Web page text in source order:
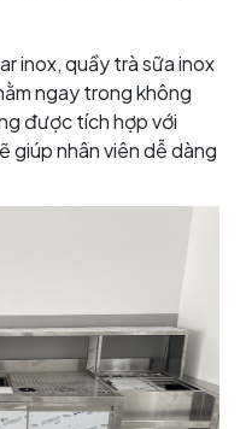
inox, quầy trà sữa inox
ngay trong không
được tích hợp với
giúp nhân viên dễ dàng